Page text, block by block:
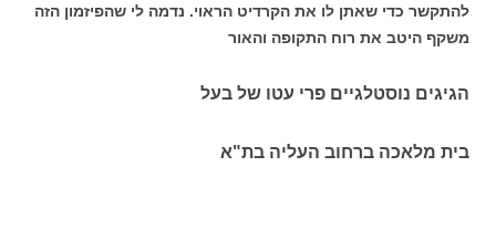
להתקשר כדי שאתן לו את הקרדיט הראוי. נדמה לי שהפיזמון הזה
משקף היטב את רוח התקופה והאור
הגיגים נוסטלגיים פרי עטו של בעל
בית מלאכה ברחוב העליה בת"א